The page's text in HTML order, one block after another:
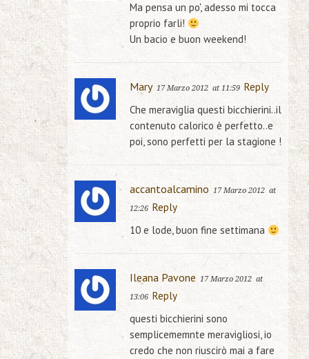
Ma pensa un po', adesso mi tocca
proprio farli!
Un bacio e buon weekend!
Mary 17 Marzo 2012 at 11:59 Reply
Che meraviglia questi bicchierini..il
contenuto calorico è perfetto..e
poi, sono perfetti per la stagione !
accantoalcamino 17 Marzo 2012 at
12:26 Reply
10 e lode, buon fine settimana
Ileana Pavone 17 Marzo 2012 at
13:06 Reply
questi bicchierini sono
semplicememnte meravigliosi, io
credo che non riuscirò mai a fare